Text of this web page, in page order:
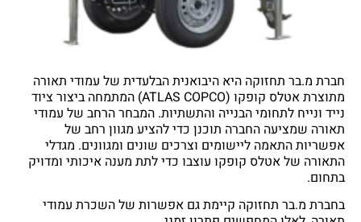
חברת מ.בר תחזוקה היא היבואנית הבלעדית של עמודי תאורה
מתוצרת אטלס קופקו (ATLAS COPCO) המתמחה ביצור ציוד
נייד ונייח לתחומי הבנייה והתשתיות. המבחר הרחב של עמודי
תאורה שמציעה החברה תוכנן כדי להציע מגוון רחב של
אפשריות התאמה ליישומים וצרכים שונים ומגוונים. מגדלי
התאורה של אטלס קופקו עוצבו כדי לתת מענה איכותי ומדויק
בתחום.
בחברת מ.בר תחזוקה קיימת גם אפשרות של השכרת עמודי